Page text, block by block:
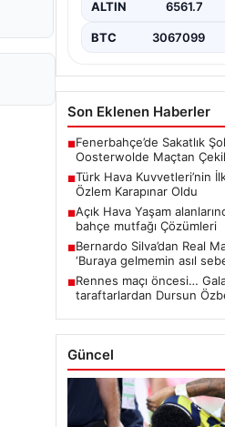
ALTIN 6561.7
BTC 3067099
Son Eklenen Haberler
■Fenerbahçe’de Sakatlık
Oosterwolde Maçtan
■Türk Hava Kuvvetleri’nin İlk
Özlem Karapınar Oldu
■Açık Hava Yaşam
bahçe mutfağı Çözümleri
■Bernardo Silva’dan Real
‘Buraya gelmemin asıl
■Rennes maçı öncesi…
taraftarlardan Dursun
Güncel